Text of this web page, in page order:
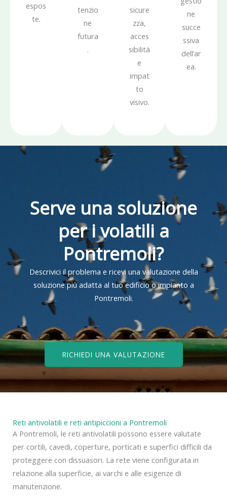
espos
te.
tenzio
ne
futura
.
sicure
zza,
acces
sibilità
e
impat
to
visivo.
ne
succe
ssiva
dell’ar
ea.
Serve una soluzione
per i volatili a
Pontremoli?
Descrivici il problema e ricevi una valutazione della
soluzione più adatta al tuo edificio o impianto a
Pontremoli.
RICHIEDI UNA VALUTAZIONE
Reti antivolatili e reti antipiccioni a Pontremoli
A Pontremoli, le reti antivolatili possono essere valutate
per cortili, cavedi, coperture, porticati e superfici difficili da
proteggere con dissuasori. La rete viene configurata in
relazione alla superficie, ai varchi e alle esigenze di
manutenzione.